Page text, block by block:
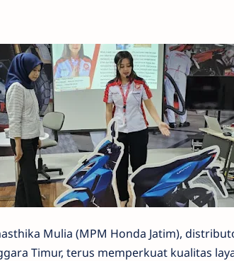
Mulia (MPM Honda Jatim),
Timur, terus memperkuat kualitas